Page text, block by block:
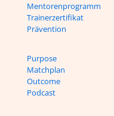
Mentorenprogramm
Trainerzertifikat
Prävention
Purpose
Matchplan
Outcome
Podcast